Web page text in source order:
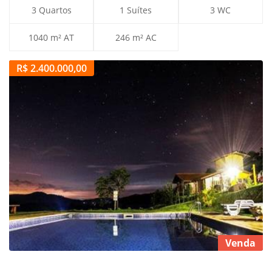
3 Quartos 1 Suítes 3 WC
1040 m² AT 246 m² AC
R$ 2.400.000,00
Venda